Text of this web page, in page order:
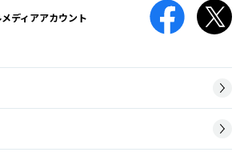
ディアアカウント